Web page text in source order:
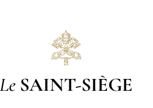
Le SAINT-SIÈGE